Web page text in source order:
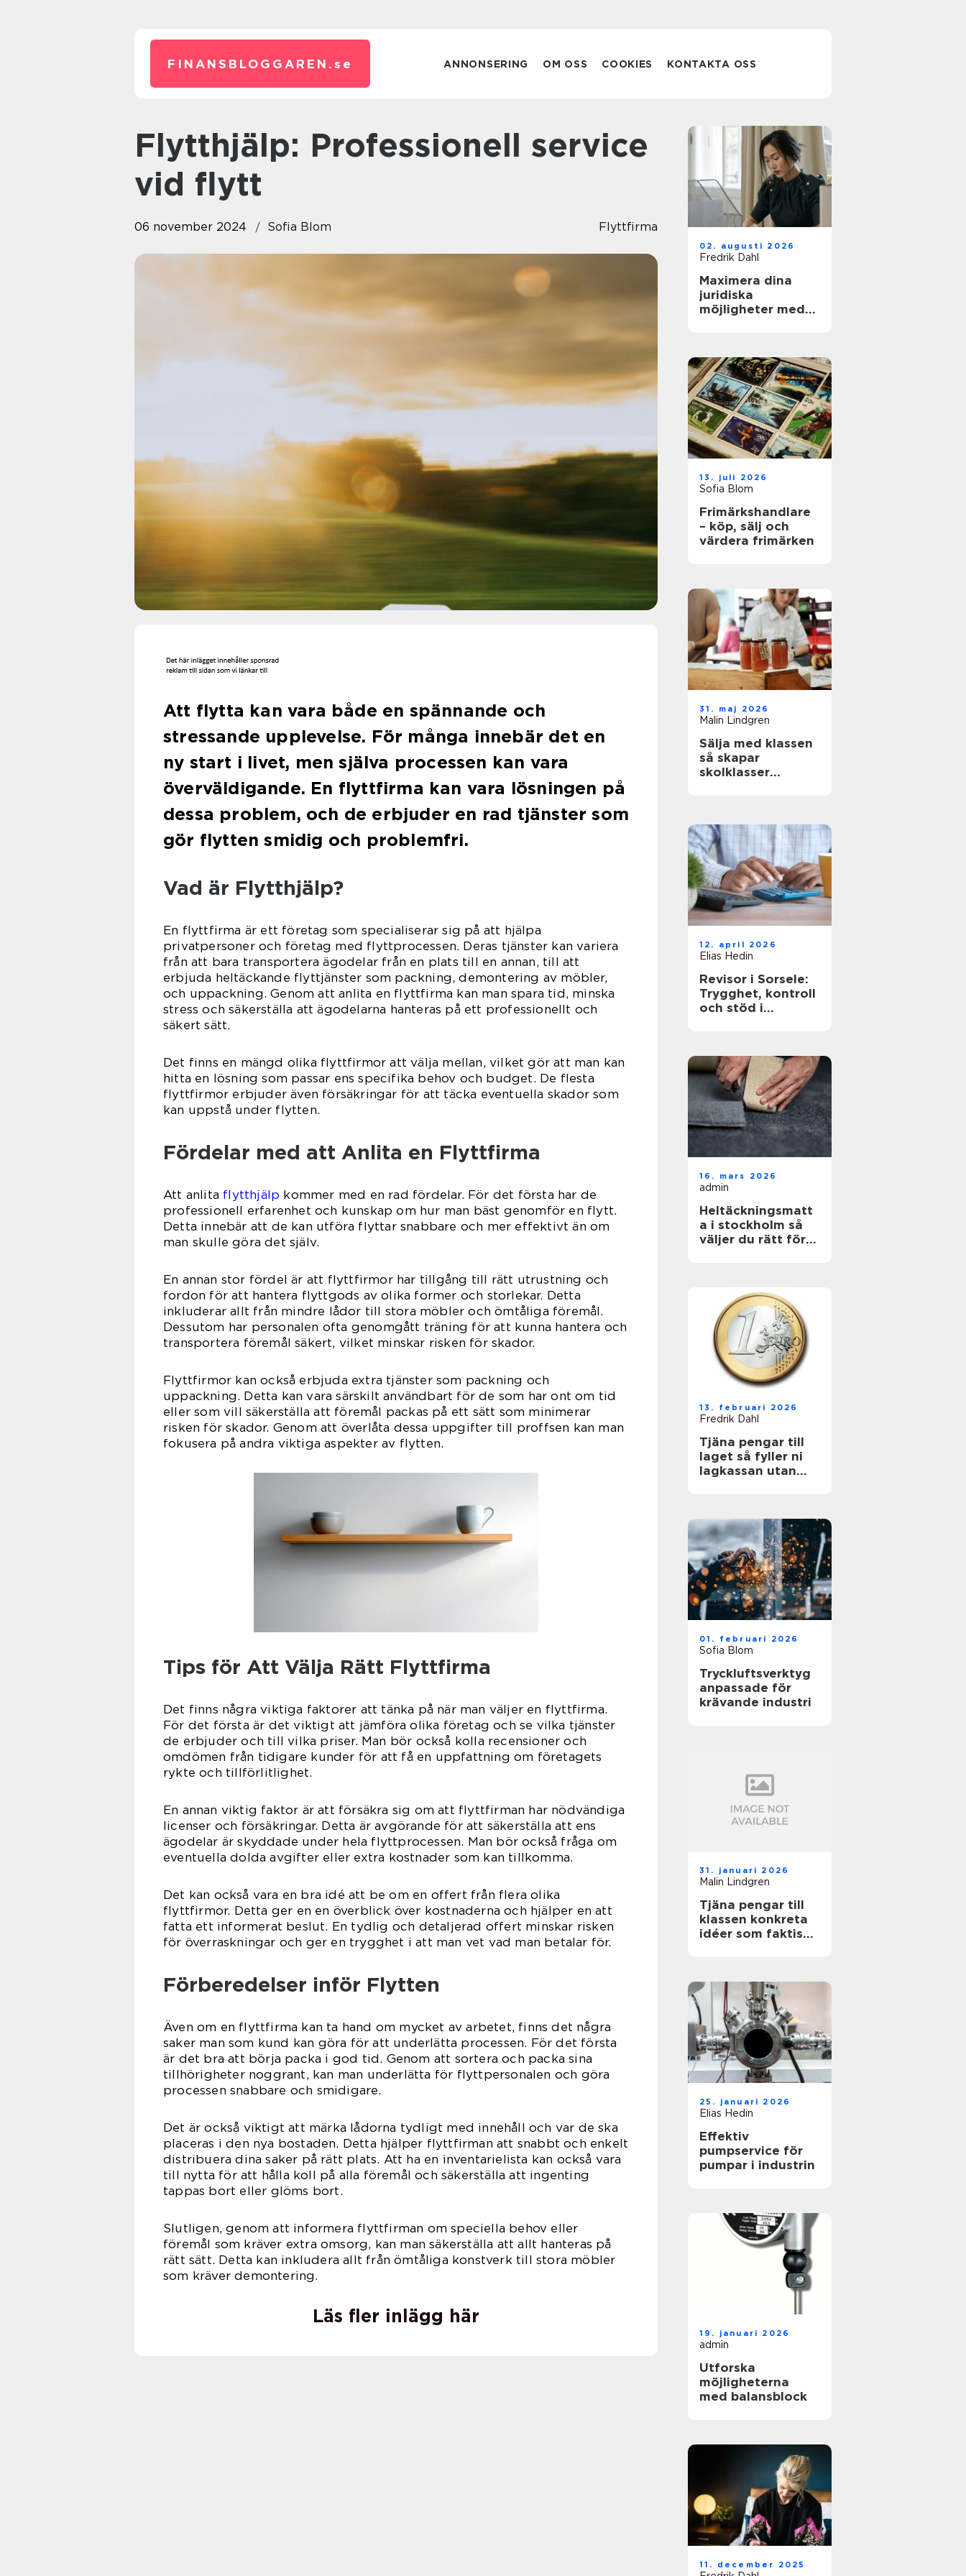
FINANSBLOGGAREN. se ANNONSERING OM OSS COOKIES KONTAKTA OSS
Flytthjälp: Professionell service
vid flytt
06 november 2024 Sofia Blom Flyttfirma
Att flytta kan vara både en spännande och
stressande upplevelse. För många innebär det en
ny start i livet, men själva processen kan vara
överväldigande. En flyttfirma kan vara lösningen på
dessa problem, och de erbjuder en rad tjänster som
gör flytten smidig och problemfri.
Vad är Flytthjälp?
En flyttfirma är ett företag som specialiserar sig på att hjälpa
privatpersoner och företag med flyttprocessen. Deras tjänster kan variera
från att bara transportera ägodelar från en plats till en annan, till att
erbjuda heltäckande flyttjänster som packning, demontering av möbler,
och uppackning. Genom att anlita en flyttfirma kan man spara tid, minska
stress och säkerställa att ägodelarna hanteras på ett professionellt och
säkert sätt.
Det finns en mängd olika flyttfirmor att välja mellan, vilket gör att man kan
hitta en lösning som passar ens specifika behov och budget. De flesta
flyttfirmor erbjuder även försäkringar för att täcka eventuella skador som
kan uppstå under flytten.
Fördelar med att Anlita en Flyttfirma
Att anlita flytthjälp kommer med en rad fördelar. För det första har de
professionell erfarenhet och kunskap om hur man bäst genomför en flytt.
Detta innebär att de kan utföra flyttar snabbare och mer effektivt än om
man skulle göra det själv.
En annan stor fördel är att flyttfirmor har tillgång till rätt utrustning och
fordon för att hantera flyttgods av olika former och storlekar. Detta
inkluderar allt från mindre lådor till stora möbler och ömtåliga föremål.
Dessutom har personalen ofta genomgått träning för att kunna hantera och
transportera föremål säkert, vilket minskar risken för skador.
Flyttfirmor kan också erbjuda extra tjänster som packning och
uppackning. Detta kan vara särskilt användbart för de som har ont om tid
eller som vill säkerställa att föremål packas på ett sätt som minimerar
risken för skador. Genom att överlåta dessa uppgifter till proffsen kan man
fokusera på andra viktiga aspekter av flytten.
Tips för Att Välja Rätt Flyttfirma
Det finns några viktiga faktorer att tänka på när man väljer en flyttfirma.
För det första är det viktigt att jämföra olika företag och se vilka tjänster
de erbjuder och till vilka priser. Man bör också kolla recensioner och
omdömen från tidigare kunder för att få en uppfattning om företagets
rykte och tillförlitlighet.
En annan viktig faktor är att försäkra sig om att flyttfirman har nödvändiga
licenser och försäkringar. Detta är avgörande för att säkerställa att ens
ägodelar är skyddade under hela flyttprocessen. Man bör också fråga om
eventuella dolda avgifter eller extra kostnader som kan tillkomma.
Det kan också vara en bra idé att be om en offert från flera olika
flyttfirmor. Detta ger en en överblick över kostnaderna och hjälper en att
fatta ett informerat beslut. En tydlig och detaljerad offert minskar risken
för överraskningar och ger en trygghet i att man vet vad man betalar för.
Förberedelser inför Flytten
Även om en flyttfirma kan ta hand om mycket av arbetet, finns det några
saker man som kund kan göra för att underlätta processen. För det första
är det bra att börja packa i god tid. Genom att sortera och packa sina
tillhörigheter noggrant, kan man underlätta för flyttpersonalen och göra
processen snabbare och smidigare.
Det är också viktigt att märka lådorna tydligt med innehåll och var de ska
placeras i den nya bostaden. Detta hjälper flyttfirman att snabbt och enkelt
distribuera dina saker på rätt plats. Att ha en inventarielista kan också vara
till nytta för att hålla koll på alla föremål och säkerställa att ingenting
tappas bort eller glöms bort.
Slutligen, genom att informera flyttfirman om speciella behov eller
föremål som kräver extra omsorg, kan man säkerställa att allt hanteras på
rätt sätt. Detta kan inkludera allt från ömtåliga konstverk till stora möbler
som kräver demontering.
Läs fler inlägg här
02. augusti 2026
Fredrik Dahl
Maximera dina
juridiska
möjligheter med
13. juli 2026
Sofia Blom
Frimärkshandlare
– köp, sälj och
värdera frimärken
31. maj 2026
Malin Lindgren
Sälja med klassen
så skapar
skolklasser
12. april 2026
Elias Hedin
Revisor i Sorsele:
Trygghet, kontroll
och stöd i
16. mars 2026
admin
Heltäckningsmatt
a i stockholm så
väljer du rätt för
13. februari 2026
Fredrik Dahl
Tjäna pengar till
laget så fyller ni
lagkassan utan
01. februari 2026
Sofia Blom
Tryckluftsverktyg
anpassade för
krävande industri
31. januari 2026
Malin Lindgren
Tjäna pengar till
klassen konkreta
idéer som faktiskt
25. januari 2026
Elias Hedin
Effektiv
pumpservice för
pumpar i industrin
19. januari 2026
admin
Utforska
möjligheterna
med balansblock
11. december 2025